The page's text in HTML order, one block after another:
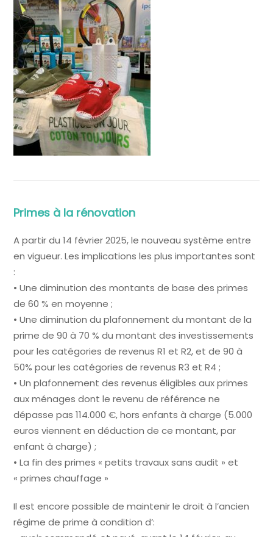
Primes à la rénovation
A partir du 14 février 2025, le nouveau système entre
en vigueur. Les implications les plus importantes sont
:
• Une diminution des montants de base des primes
de 60 % en moyenne ;
• Une diminution du plafonnement du montant de la
prime de 90 à 70 % du montant des investissements
pour les catégories de revenus R1 et R2, et de 90 à
50% pour les catégories de revenus R3 et R4 ;
• Un plafonnement des revenus éligibles aux primes
aux ménages dont le revenu de référence ne
dépasse pas 114.000 €, hors enfants à charge (5.000
euros viennent en déduction de ce montant, par
enfant à charge) ;
• La fin des primes « petits travaux sans audit » et
« primes chauffage »
Il est encore possible de maintenir le droit à l’ancien
régime de prime à condition d’: